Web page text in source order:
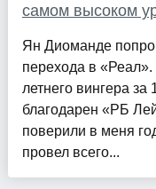
самом высоком
Ян Диоманде
перехода в
летнего вингера
благодарен «РБ
поверили в меня
провел всего...